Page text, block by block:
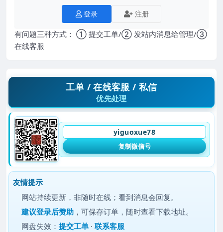
登录 注册
有问题三种方式： ① 提交工单/② 发站内消息给管理/③
在线客服
工单 / 在线客服 / 私信
优先处理
yiguoxue78
复制微信号
友情提示
网站持续更新，非随时在线；看到消息会回复。
建议登录后赞助 ，可保存订单，随时查看下载地址。
网盘失效：提交工单 ·联系客服